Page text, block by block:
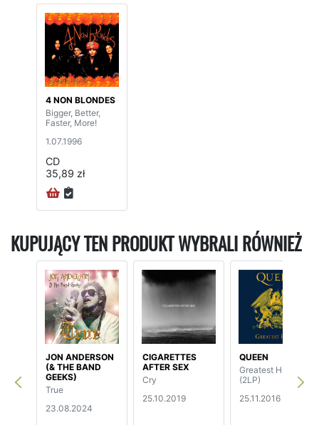
4 NON BLONDES
Bigger, Better,
Faster, More!
1.07.1996
CD
35,89 zł
KUPUJĄCY TEN PRODUKT WYBRALI RÓWNIEŻ
JON ANDERSON
(& THE BAND
GEEKS)
True
23.08.2024
CIGARETTES
AFTER SEX
Cry
25.10.2019
QUEEN
Greatest Hits II
(2LP)
25.11.2016